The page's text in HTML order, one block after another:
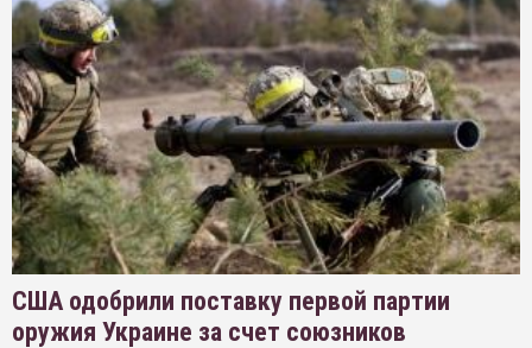
США одобрили поставку первой партии
оружия Украине за счет союзников